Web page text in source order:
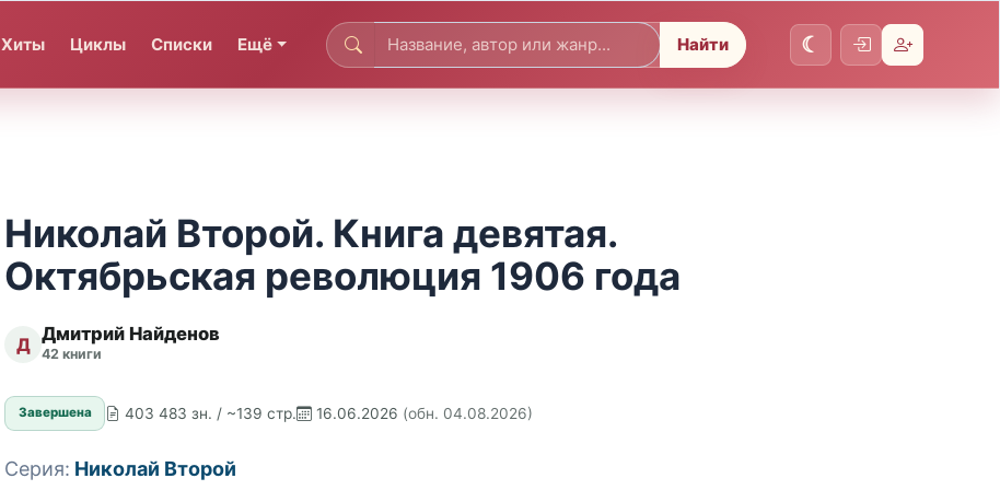
Хиты Циклы Списки Ещё Найти
Николай Второй. Книга девятая.
Октябрьская революция 1906 года
Д Дмитрий Найденов
42 книги
Завершена 403 483 зн. / ~139 стр. 16.06.2026 (обн. 04.08.2026)
Серия: Николай Второй